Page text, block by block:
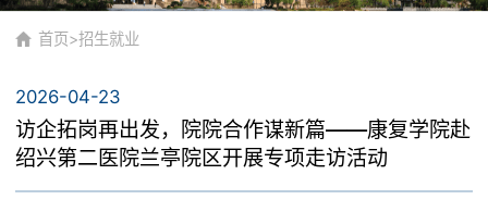
学院概况
学院简介
现任领导
师资队伍
首页>招生就业
2026-04-23
访企拓岗再出发，院院合作谋新篇——康复学院赴
绍兴第二医院兰亭院区开展专项走访活动